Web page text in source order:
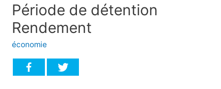
Période de détention
Rendement
économie